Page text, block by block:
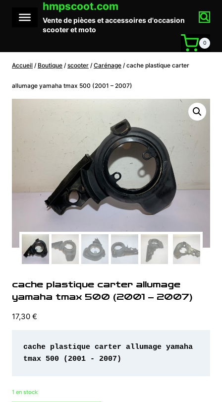
contenu
hmpscoot.com
Vente de pièces et accessoires d'occasion
scooter et moto
0
Accueil / Boutique / scooter / Carénage / cache plastique carter
allumage yamaha tmax 500 (2001 – 2007)
cache plastique carter allumage
yamaha tmax 500 (2001 – 2007)
17,30 €
cache plastique carter allumage yamaha
tmax 500 (2001 - 2007)
1 en stock